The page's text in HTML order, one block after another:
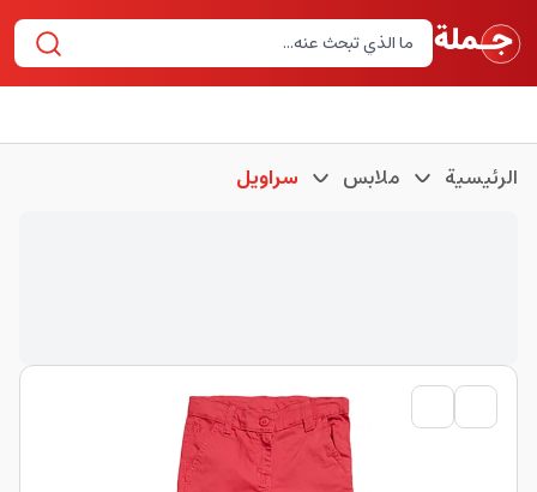
الرئيسية ملابس سراويل